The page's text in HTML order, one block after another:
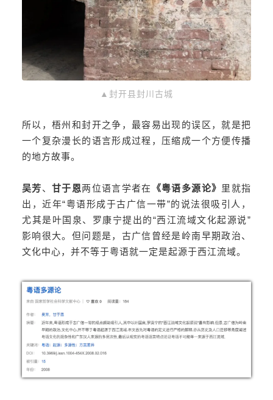
▲封开县封川古城
所以，梧州和封开之争，最容易出现的误区，就是把
一个复杂漫长的语言形成过程，压缩成一个方便传播
的地方故事。
吴芳、甘于恩两位语言学者在 《粤语多源论》 里就指
出，近年“粤语形成于古广信一带”的说法很吸引人，
尤其是叶国泉、罗康宁提出的“西江流域文化起源说”
影响很大。但问题是，古广信曾经是岭南早期政治、
文化中心，并不等于粤语就一定是起源于西江流域。